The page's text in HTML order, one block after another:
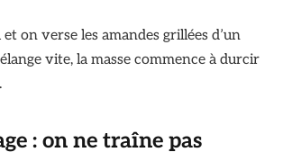
on verse les amandes grillées d’un
vite, la masse commence à durcir
: on ne traîne pas